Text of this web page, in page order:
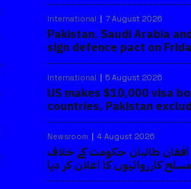
International 7 August 2026
Pakistan, Saudi Arabia
sign defence pact on
International 5 August 2026
US makes $10,000 visa
countries, Pakistan
Newsroom 4 August 2026
افغان طالبان حکومت کے خلاف
مسلح کارروائیوں کا اعلان کر دیا